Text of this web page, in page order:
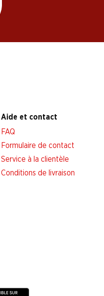
Nouveaux sites
Aide et contact
FAQ
Formulaire de contact
Service à la clientèle
Conditions de livraison